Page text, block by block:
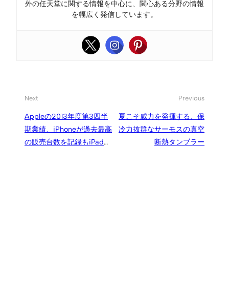
外の任天堂に関する情報を中心に、関心ある分野の情報
を幅広く発信しています。
Next
Appleの2013年度第3四半
期業績、iPhoneが過去最高
の販売台数を記録もiPadや
Previous
夏こそ威力を発揮する、保
冷力抜群なサーモスの真空
断熱タンブラー